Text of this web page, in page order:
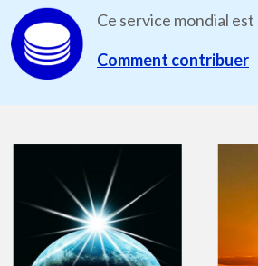
Ce service mondial
Comment contribuer